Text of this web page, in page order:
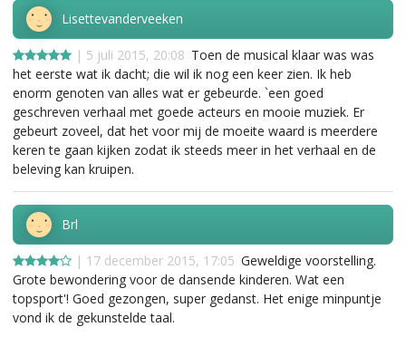
Lisettevanderveeken
| 5 juli 2015, 20:08 Toen de musical klaar was was
het eerste wat ik dacht; die wil ik nog een keer zien. Ik heb
enorm genoten van alles wat er gebeurde. `een goed
geschreven verhaal met goede acteurs en mooie muziek. Er
gebeurt zoveel, dat het voor mij de moeite waard is meerdere
keren te gaan kijken zodat ik steeds meer in het verhaal en de
beleving kan kruipen.
Brl
| 17 december 2015, 17:05 Geweldige voorstelling.
Grote bewondering voor de dansende kinderen. Wat een
topsport'! Goed gezongen, super gedanst. Het enige minpuntje
vond ik de gekunstelde taal.